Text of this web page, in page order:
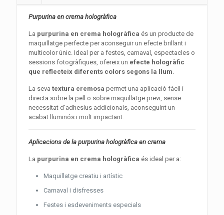
Purpurina en crema hologràfica
La purpurina en crema hologràfica és un producte de
maquillatge perfecte per aconseguir un efecte brillant i
multicolor únic. Ideal per a festes, carnaval, espectacles o
sessions fotogràfiques, ofereix un efecte hologràfic
que reflecteix diferents colors segons la llum.
La sevatextura cremosa permet una aplicació fàcil i
directa sobre la pell o sobre maquillatge previ, sense
necessitat d’adhesius addicionals, aconseguint un
acabat lluminós i molt impactant.
Aplicacions de la purpurina hologràfica en crema
La purpurina en crema hologràfica és ideal per a:
Maquillatge creatiu i artístic
Carnaval i disfresses
Festes i esdeveniments especials